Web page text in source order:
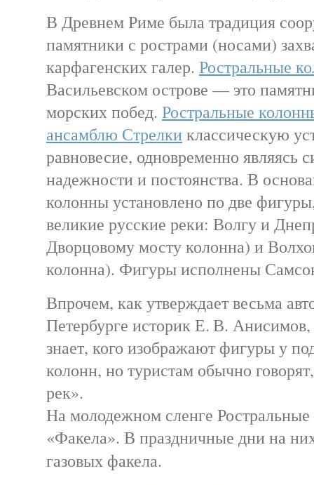
В Древнем Риме была традиция
памятники с рострами (носами)
карфагенских галер. Ростральные
Васильевском острове — это
морских побед. Ростральные
ансамблю Стрелкиклассическую
равновесие, одновременно являясь
надежности и постоянства. В
колонны установлено по две
великие русские реки: Волгу и
Дворцовому мосту колонна) и
колонна). Фигуры исполнены
Впрочем, как утверждает весьма
Петербурге историк Е. В. Анисимов,
знает, кого изображают фигуры у
колонн, но туристам обычно
рек».
На молодежном сленге
«Факела». В праздничные дни на
газовых факела.